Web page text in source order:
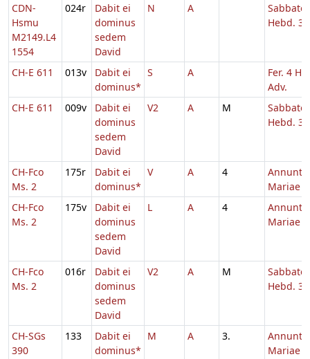
CDN-
Hsmu
M2149.L4
1554
024r
Dabit ei
dominus
sedem
David
N A
Sabbato
Hebd. 3
CH-E 611 013v
Dabit ei
dominus*
S A
Fer. 4
Adv.
CH-E 611
009v
Dabit ei
dominus
sedem
David
V2 A M
Sabbato
Hebd. 3
CH-Fco
Ms. 2
175r
Dabit ei
dominus*
V A 4
Mariae
CH-Fco
Ms. 2
175v
Dabit ei
dominus
sedem
David
L A 4
Mariae
CH-Fco
Ms. 2
016r
Dabit ei
dominus
sedem
David
V2 A M
Sabbato
Hebd. 3
CH-SGs
390
133
Dabit ei
dominus*
M A 3.
Mariae